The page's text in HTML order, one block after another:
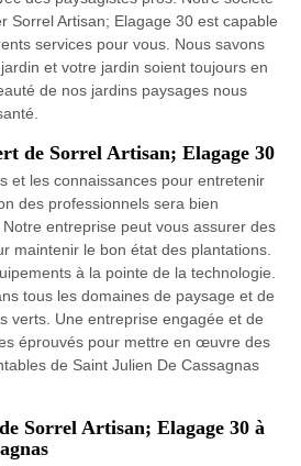
Sorrel Artisan; Elagage 30 est capable
services pour vous. Nous savons
et votre jardin soient toujours en
de nos jardins paysages nous
de Sorrel Artisan; Elagage 30
et les connaissances pour entretenir
des professionnels sera bien
entreprise peut vous assurer des
maintenir le bon état des plantations.
à la pointe de la technologie.
tous les domaines de paysage et de
verts. Une entreprise engagée et de
éprouvés pour mettre en œuvre des
de Saint Julien De Cassagnas
Sorrel Artisan; Elagage 30 à